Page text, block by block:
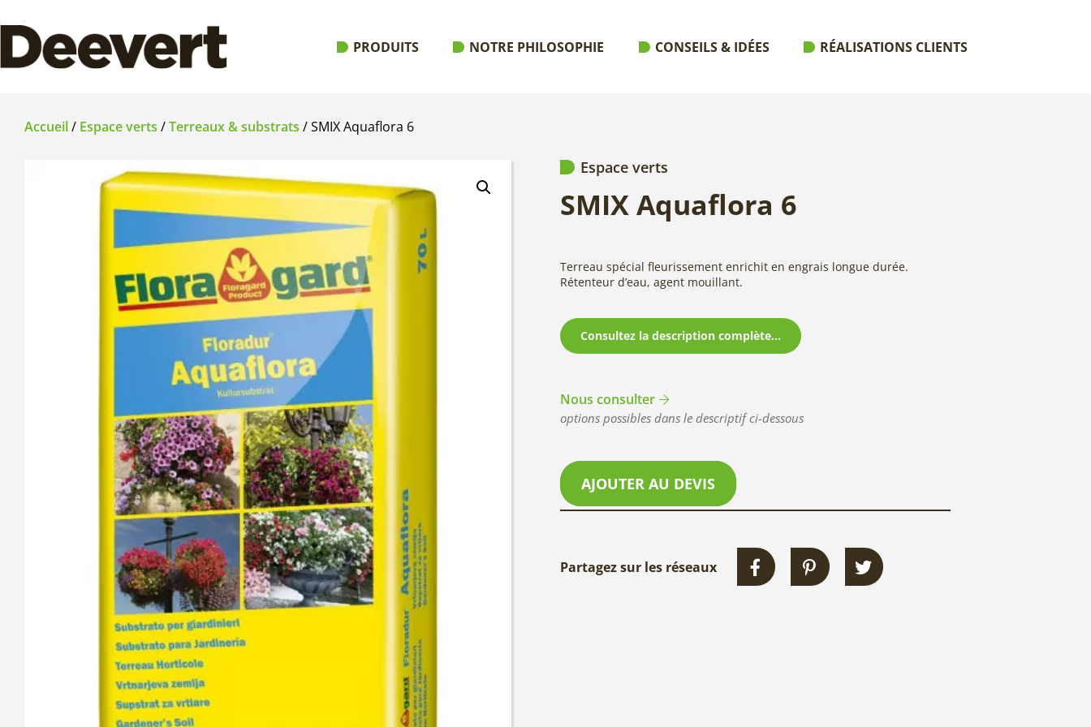
PRODUITS NOTRE PHILOSOPHIE CONSEILS & IDÉES RÉALISATIONS CLIENTS
Accueil/ Espace verts /Terreaux & substrats / SMIX Aquaflora 6
Espace verts
SMIX Aquaflora 6
Terreau spécial fleurissement enrichit en engrais longue durée.
Rétenteur d’eau, agent mouillant.
Consultez la description complète...
Nous consulter
options possibles dans le descriptif ci-dessous
AJOUTER AU DEVIS
Partagez sur les réseaux